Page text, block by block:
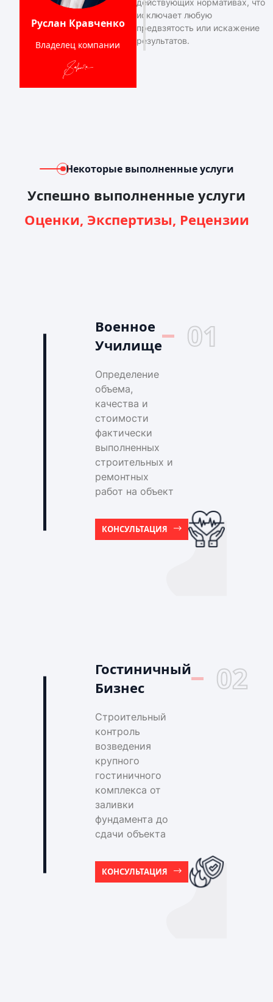
Руслан Кравченко
Владелец компании
действующих нормативах, что
исключает любую
предвзятость или искажение
результатов.
Некоторые выполненные услуги
Успешно выполненные услуги
Оценки, Экспертизы, Рецензии
Военное
Училище
01
Определение
объема,
качества и
стоимости
фактически
выполненных
строительных и
ремонтных
работ на объект
КОНСУЛЬТАЦИЯ
Гостиничный
Бизнес
02
Строительный
контроль
возведения
крупного
гостиничного
комплекса от
заливки
фундамента до
сдачи объекта
КОНСУЛЬТАЦИЯ